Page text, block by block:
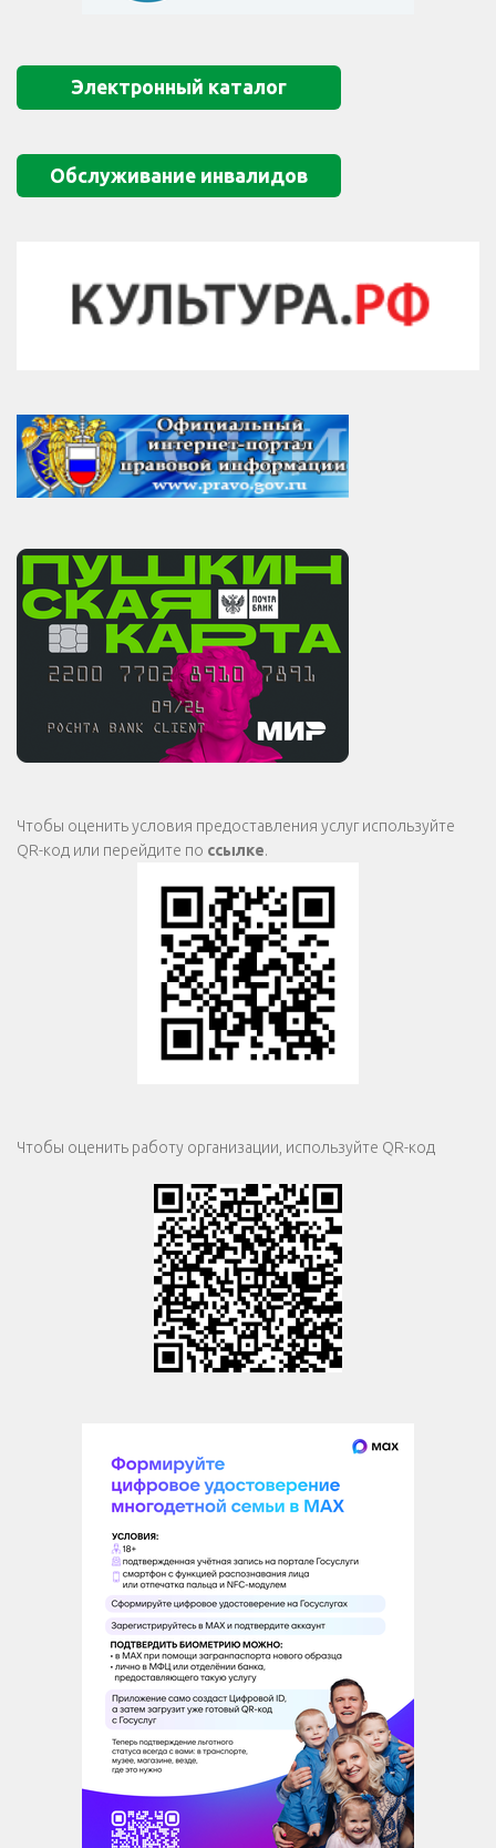
Электронный каталог
Обслуживание инвалидов
Чтобы оценить условия предоставления услуг используйте
QR-код или перейдите по ссылке.
Чтобы оценить работу организации, используйте QR-код